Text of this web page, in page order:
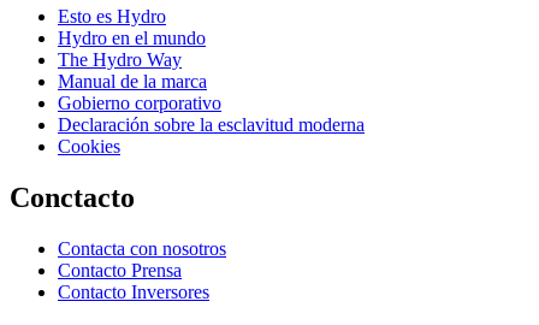
Esto es Hydro
Hydro en el mundo
The Hydro Way
Manual de la marca
Gobierno corporativo
Declaración sobre la esclavitud moderna
Cookies
Conctacto
Contacta con nosotros
Contacto Prensa
Contacto Inversores